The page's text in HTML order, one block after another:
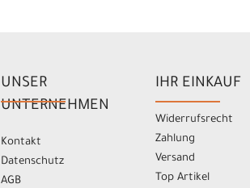
UNSER
UNTERNEHMEN
Kontakt
Datenschutz
AGB
IHR EINKAUF
Widerrufsrecht
Zahlung
Versand
Top Artikel